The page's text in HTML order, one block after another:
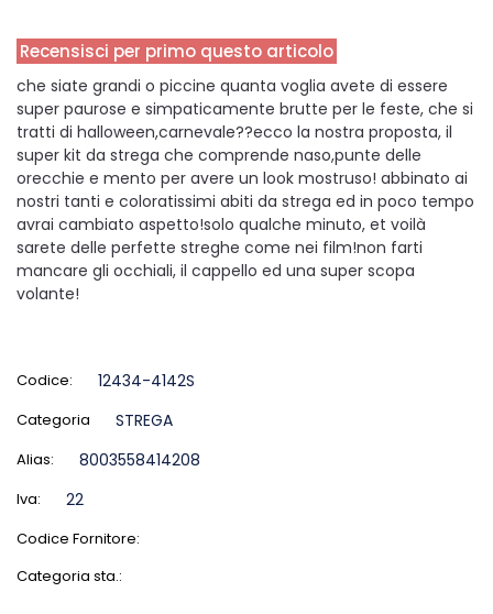
Recensisci per primo questo articolo
che siate grandi o piccine quanta voglia avete di essere
super paurose e simpaticamente brutte per le feste, che si
tratti di halloween,carnevale??ecco la nostra proposta, il
super kit da strega che comprende naso,punte delle
orecchie e mento per avere un look mostruso! abbinato ai
nostri tanti e coloratissimi abiti da strega ed in poco tempo
avrai cambiato aspetto!solo qualche minuto, et voilà
sarete delle perfette streghe come nei film!non farti
mancare gli occhiali, il cappello ed una super scopa
volante!
Codice: 12434-4142S
Categoria STREGA
Alias: 8003558414208
Iva: 22
Codice Fornitore:
Categoria sta.: